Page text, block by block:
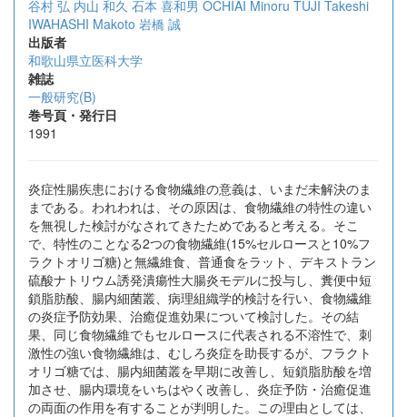
谷村 弘 内山 和久 石本 喜和男 OCHIAI Minoru TUJI Takeshi
IWAHASHI Makoto 岩橋 誠
出版者
和歌山県立医科大学
雑誌
一般研究(B)
巻号頁・発行日
1991
炎症性腸疾患における食物繊維の意義は、いまだ未解決のま
まである。われわれは、その原因は、食物繊維の特性の違い
を無視した検討がなされてきたためであると考える。そこ
で、特性のことなる2つの食物繊維(15%セルロースと10%フ
ラクトオリゴ糖)と無繊維食、普通食をラット、デキストラン
硫酸ナトリウム誘発潰瘍性大腸炎モデルに投与し、糞便中短
鎖脂肪酸、腸内細菌叢、病理組織学的検討を行い、食物繊維
の炎症予防効果、治癒促進効果について検討した。その結
果、同じ食物繊維でもセルロースに代表される不溶性で、刺
激性の強い食物繊維は、むしろ炎症を助長するが、フラクト
オリゴ糖では、腸内細菌叢を早期に改善し、短鎖脂肪酸を増
加させ、腸内環境をいちはやく改善し、炎症予防・治癒促進
の両面の作用を有することが判明した。この理由としては、